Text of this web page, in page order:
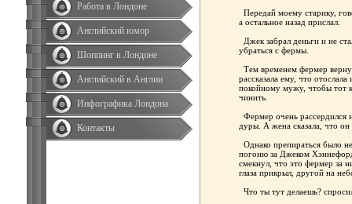
Работа в Лондоне
Английский юмор
Шоппинг в Лондоне
Английский в Англии
Инфографика Лондона
Контакты
Передай моему старику,
а остальное назад прислал.
Джек забрал деньги и не
убраться с фермы.
Тем временем фермер
рассказала ему, что
покойному мужу, чтобы тот
чинить.
Фермер очень рассердился
дуры. А жена сказала, что он
Однако препираться было
погоню за Джеком
смекнул, что это фермер за
глаза прикрыл, другой на
Что ты тут делаешь?